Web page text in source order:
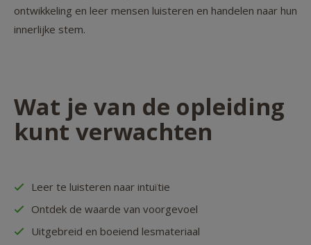
ontwikkeling en leer mensen luisteren en handelen naar hun
innerlijke stem.
Wat je van de opleiding
kunt verwachten
Leer te luisteren naar intuïtie
Ontdek de waarde van voorgevoel
Uitgebreid en boeiend lesmateriaal